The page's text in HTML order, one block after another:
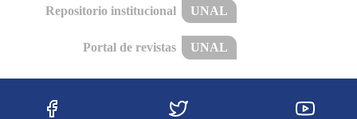
Repositorio institucional UNAL
Portal de revistas UNAL